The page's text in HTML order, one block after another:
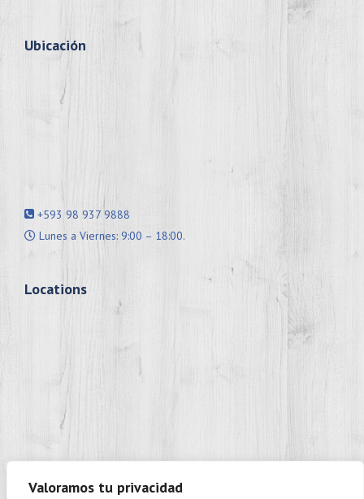
Valoramos tu privacidad
Ubicación
+593 98 937 9888
Lunes a Viernes: 9:00 – 18:00.
Locations